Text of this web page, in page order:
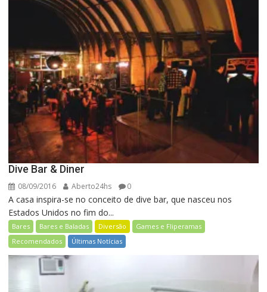
Dive Bar & Diner
08/09/2016 Aberto24hs 0
A casa inspira-se no conceito de dive bar, que nasceu nos
Estados Unidos no fim do...
Bares Bares e Baladas Diversão
Games e Fliperamas
Recomendados
Últimas Notícias